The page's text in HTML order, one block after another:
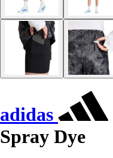
adidas
Spray Dye